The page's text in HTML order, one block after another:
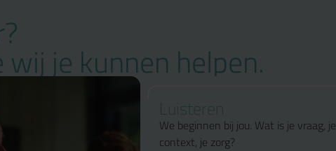
je kunnen helpen.
Luisteren
We beginnen bij jou. Wat is je vraag, je
context, je zorg?